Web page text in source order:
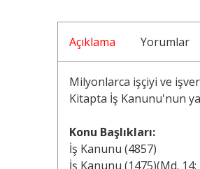
Açıklama Yorumlar
Milyonlarca işçiyi ve
Kitapta İş Kanunu'nun
Konu Başlıkları:
İş Kanunu (4857)
İş Kanunu (1475)(Md. 14: